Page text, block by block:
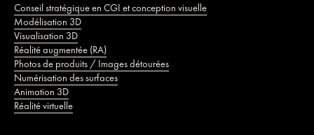
Conseil stratégique en CGI et conception visuelle
Modélisation 3D
Visualisation 3D
Réalité augmentée (RA)
Photos de produits / Images détourées
Numérisation des surfaces
Animation 3D
Réalité virtuelle